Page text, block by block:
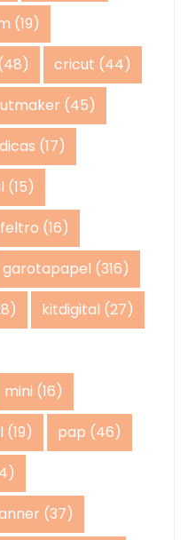
(19)
cricut (44)
(45)
dicas (17)
(15)
feltro (16)
garotapapel (316)
kitdigital (27)
mini (16)
(19) pap (46)
(37)